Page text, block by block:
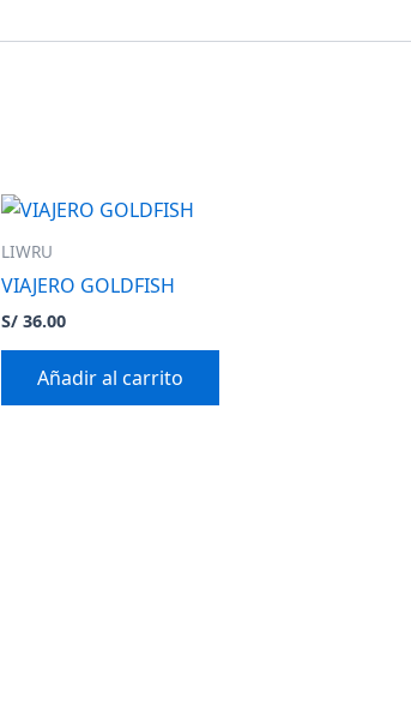
LIWRU
VIAJERO GOLDFISH
S/ 36.00
Añadir al carrito